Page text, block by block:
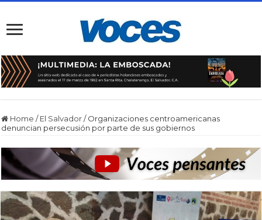
Home / El Salvador / Organizaciones centroamericanas
denuncian persecusión por parte de sus gobiernos